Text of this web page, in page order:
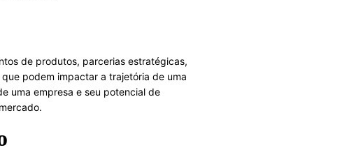
de produtos, parcerias estratégicas,
podem impactar a trajetória de uma
uma empresa e seu potencial de